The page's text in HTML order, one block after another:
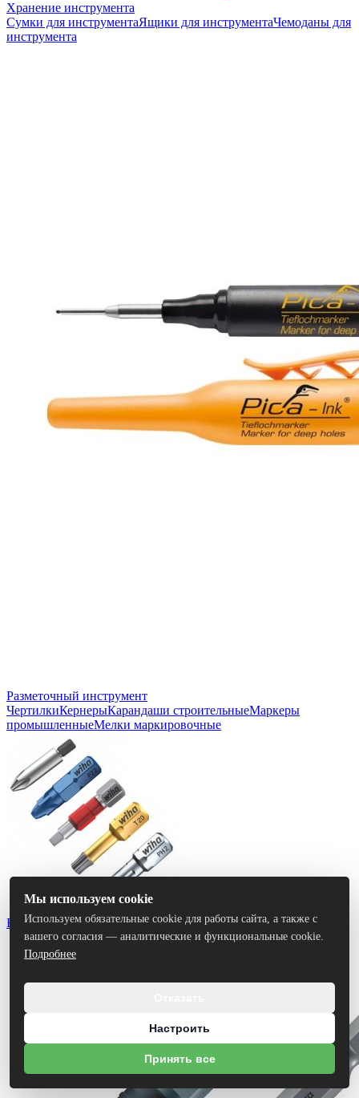
Хранение инструмента
Сумки для инструментаЯщики для инструментаЧемоданы для
инструмента
Разметочный инструмент
ЧертилкиКернерыКарандаши строительныеМаркеры
промышленныеМелки маркировочные
Биты
Мы используем cookie
Используем обязательные cookie для работы сайта, а также с
вашего согласия — аналитические и функциональные cookie.
Подробнее
Настроить
Принять все